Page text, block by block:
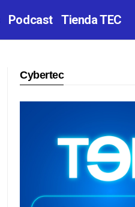
Podcast Tienda TEC
Cybertec